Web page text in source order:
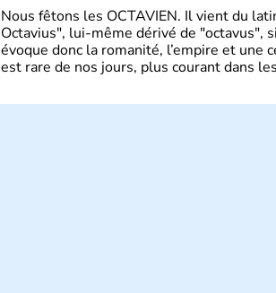
Nous fêtons les OCTAVIEN. Il vient du
Octavius", lui-même dérivé de "octavus",
évoque donc la romanité, l’empire et une
est rare de nos jours, plus courant dans